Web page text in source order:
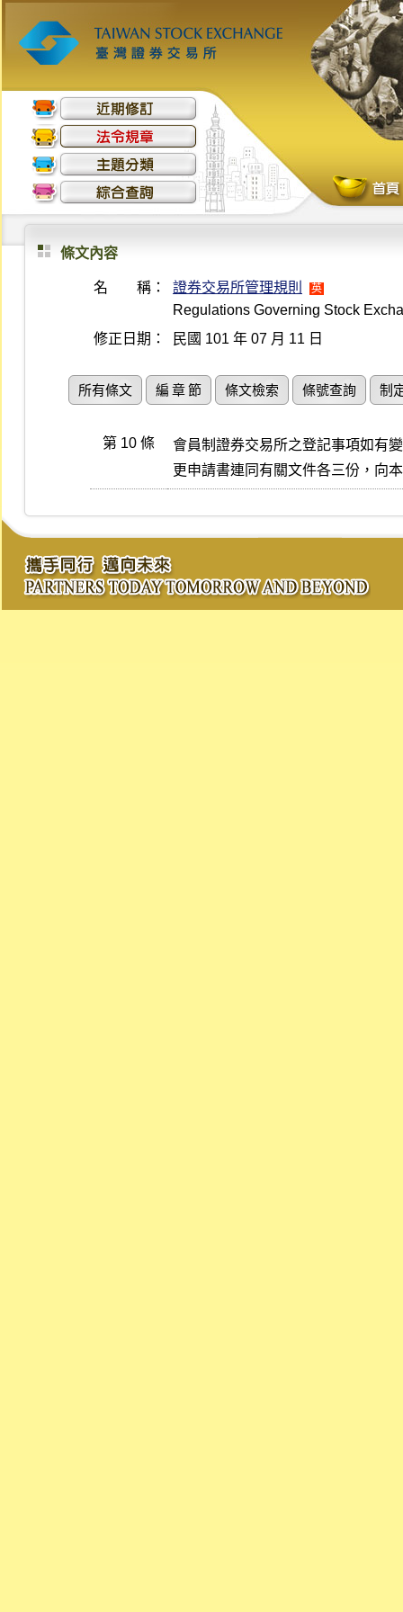
條文內容
名 稱： 證券交易所管理規則 英
Regulations Governing Stock
修正日期：
民國 101 年 07 月 11 日
所有條文 編 章 節 條文檢索 條號查詢 制
第 10 條
會員制證券交易所之登記事項如有
更申請書連同有關文件各三份，向